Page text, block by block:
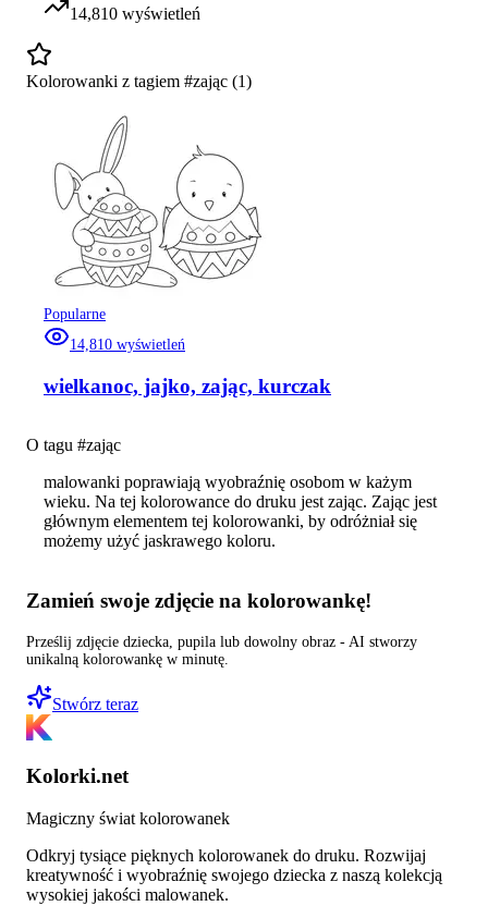
14,810 wyświetleń
Kolorowanki z tagiem #zając (1)
Popularne
14,810 wyświetleń
wielkanoc, jajko, zając, kurczak
O tagu #zając
malowanki poprawiają wyobraźnię osobom w każym
wieku. Na tej kolorowance do druku jest zając. Zając jest
głównym elementem tej kolorowanki, by odróżniał się
możemy użyć jaskrawego koloru.
Zamień swoje zdjęcie na kolorowankę!
Prześlij zdjęcie dziecka, pupila lub dowolny obraz - AI stworzy
unikalną kolorowankę w minutę.
Stwórz teraz
Kolorki.net
Magiczny świat kolorowanek
Odkryj tysiące pięknych kolorowanek do druku. Rozwijaj
kreatywność i wyobraźnię swojego dziecka z naszą kolekcją
wysokiej jakości malowanek.